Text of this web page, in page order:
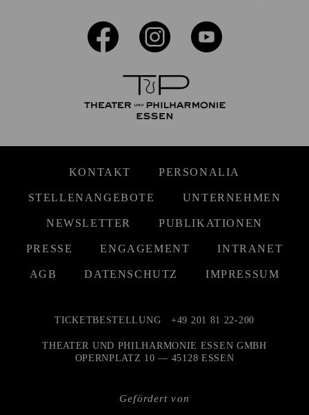
KONTAKT PERSONALIA
STELLENANGEBOTE UNTERNEHMEN
NEWSLETTER PUBLIKATIONEN
PRESSE ENGAGEMENT INTRANET
AGB DATENSCHUTZ IMPRESSUM
Gefördert von
TICKETBESTELLUNG +49 201 81 22-200
THEATER UND PHILHARMONIE ESSEN GMBH
OPERNPLATZ 10 — 45128 ESSEN